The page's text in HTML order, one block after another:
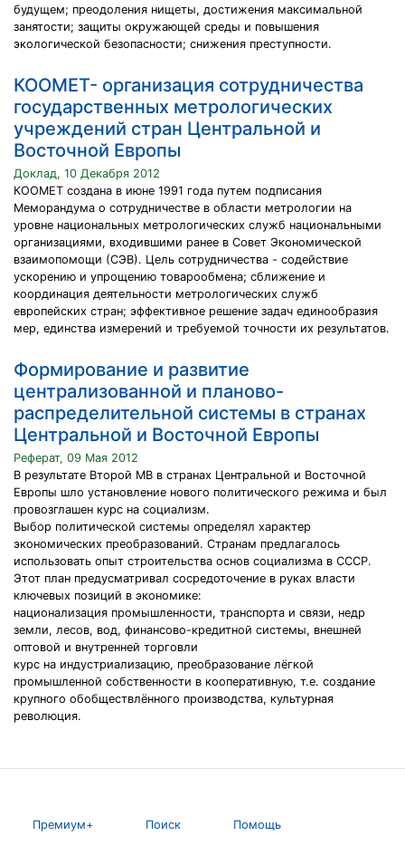
будущем; преодоления нищеты, достижения максимальной
занятости; защиты окружающей среды и повышения
экологической безопасности; снижения преступности.
КООМЕТ- организация сотрудничества
государственных метрологических
учреждений стран Центральной и
Восточной Европы
Доклад, 10 Декабря 2012
КООМЕТ создана в июне 1991 года путем подписания
Меморандума о сотрудничестве в области метрологии на
уровне национальных метрологических служб национальными
организациями, входившими ранее в Совет Экономической
взаимопомощи (СЭВ). Цель сотрудничества - содействие
ускорению и упрощению товарообмена; сближение и
координация деятельности метрологических служб
европейских стран; эффективное решение задач единообразия
мер, единства измерений и требуемой точности их результатов.
Формирование и развитие
централизованной и планово-
распределительной системы в странах
Центральной и Восточной Европы
Реферат, 09 Мая 2012
В результате Второй МВ в странах Центральной и Восточной
Европы шло установление нового политического режима и был
провозглашен курс на социализм.
Выбор политической системы определял характер
экономических преобразований. Странам предлагалось
использовать опыт строительства основ социализма в СССР.
Этот план предусматривал сосредоточение в руках власти
ключевых позиций в экономике:
национализация промышленности, транспорта и связи, недр
земли, лесов, вод, финансово-кредитной системы, внешней
оптовой и внутренней торговли
курс на индустриализацию, преобразование лёгкой
промышленной собственности в кооперативную, т.е. создание
крупного обобществлённого производства, культурная
революция.
Премиум+ Поиск Помощь